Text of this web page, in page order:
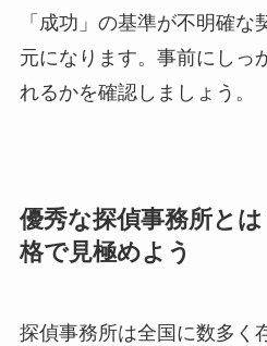
「成功」の基準が不明確
元になります。事前にしっ
れるかを確認しましょう。
優秀な探偵事務所と
格で見極めよう
探偵事務所は全国に数多く